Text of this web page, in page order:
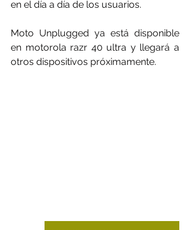
en el día a día de los usuarios.
Moto Unplugged ya está disponible
en motorola razr 40 ultra y llegará a
otros dispositivos próximamente.